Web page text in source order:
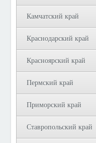
Камчатский край
Краснодарский край
Красноярский край
Пермский край
Приморский край
Ставропольский край